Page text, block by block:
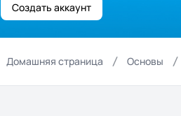
Создать аккаунт
Домашняя страница Основы